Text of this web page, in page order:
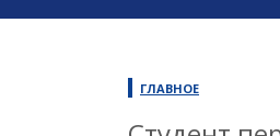
ГЛАВНОЕ